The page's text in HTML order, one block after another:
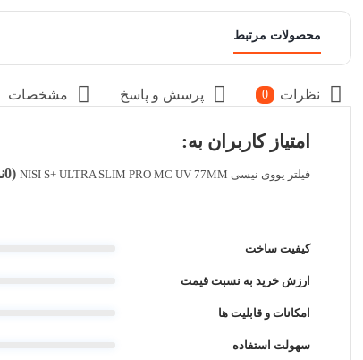
محصولات مرتبط
نظرات 0 پرسش و پاسخ مشخصات
امتیاز کاربران به:
فیلتر یووی نیسی NISI S+ ULTRA SLIM PRO MC UV 77MM (0نفر)
کیفیت ساخت
ارزش خرید به نسبت قیمت
امکانات و قابلیت ها
سهولت استفاده